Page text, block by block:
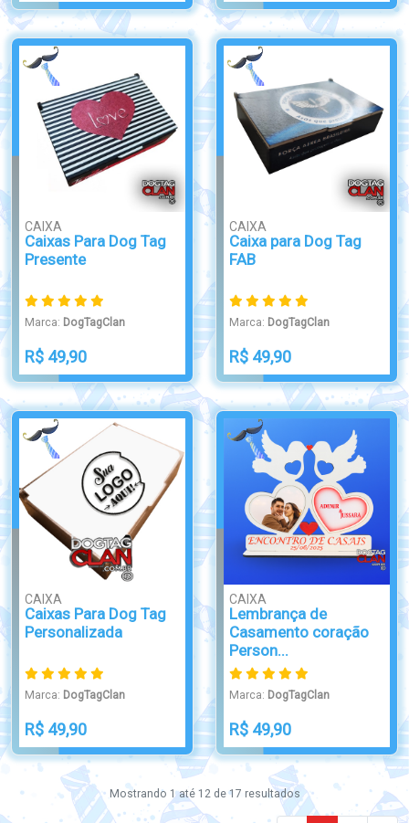
CAIXA
Caixas Para Dog Tag
Presente
Marca: DogTagClan
R$ 49,90
CAIXA
Caixa para Dog Tag
FAB
Marca: DogTagClan
R$ 49,90
CAIXA
Caixas Para Dog Tag
Personalizada
Marca: DogTagClan
R$ 49,90
CAIXA
Lembrança de
Casamento coração
Person...
Marca: DogTagClan
R$ 49,90
Mostrando 1até 12de17 resultados